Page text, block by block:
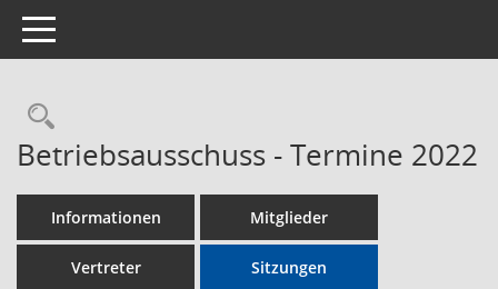
Toggle navigation
Rechercheauswahl
Betriebsausschuss - Termine 2022
Informationen Mitglieder
Vertreter Sitzungen